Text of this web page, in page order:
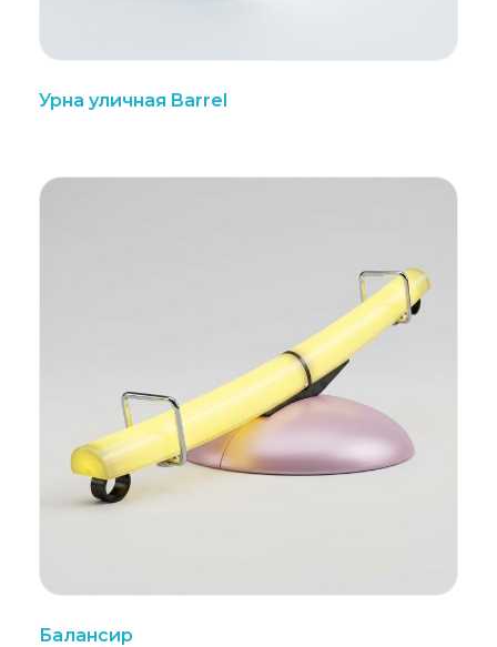
Урна уличная Barrel
Балансир